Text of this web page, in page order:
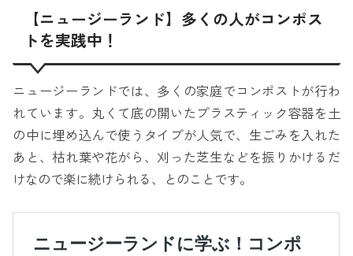
【ニュージーランド】多くの人がコンポス
トを実践中！
ニュージーランドでは、多くの家庭でコンポストが行わ
れています。丸くて底の開いたプラスティック容器を土
の中に埋め込んで使うタイプが人気で、生ごみを入れた
あと、枯れ葉や花がら、刈った芝生などを振りかけるだ
けなので楽に続けられる、とのことです。